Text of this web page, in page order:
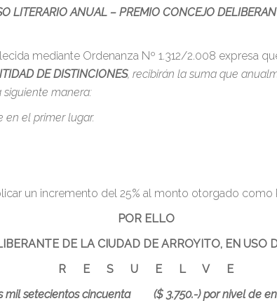
LITERARIO ANUAL – PREMIO CONCEJO
mediante Ordenanza Nº 1.312/2.008 expresa
DE DISTINCIONES, recibirán la suma que
siguiente manera:
en el primer lugar.
un incremento del 25% al monto otorgado como
POR ELLO
DE LA CIUDAD DE ARROYITO, EN USO
R E S U E L V E
mil setecientos cincuenta ($ 3.750.-) por nivel de